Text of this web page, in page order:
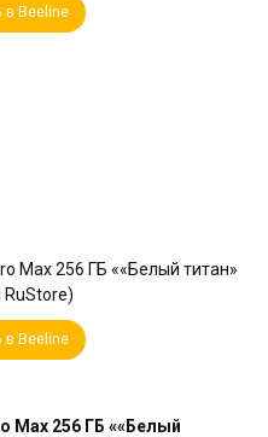
в Beeline
в Beeline
Max 256 ГБ ««Белый